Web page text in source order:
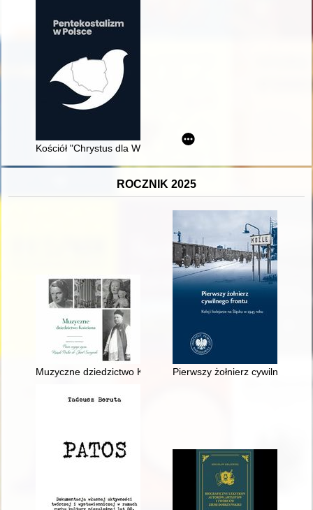
Kościół "Chrystus dla Wszystkich" w Rzeczypospolitej Polskiej
ROCZNIK 2025
Muzyczne dziedzictwo Kościana : pieśń mojego życia : ksiądz
Pierwszy żołnierz cywilnego